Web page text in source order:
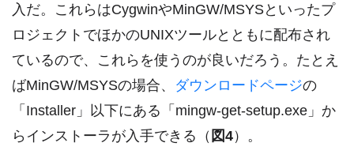
入だ。これらはCygwinやMinGW/MSYSといったプ
ロジェクトでほかのUNIXツールとともに配布され
ているので、これらを使うのが良いだろう。たとえ
ばMinGW/MSYSの場合、 ダウンロードページの
「Installer」以下にある「mingw-get-setup.exe」か
らインストーラが入手できる（ 図4）。